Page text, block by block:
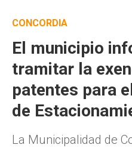
CONCORDIA
El municipio
tramitar la
patentes para
de
La Municipalidad de